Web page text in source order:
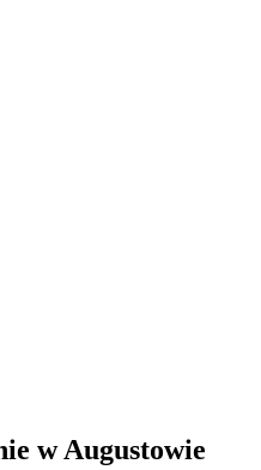
w Augustowie